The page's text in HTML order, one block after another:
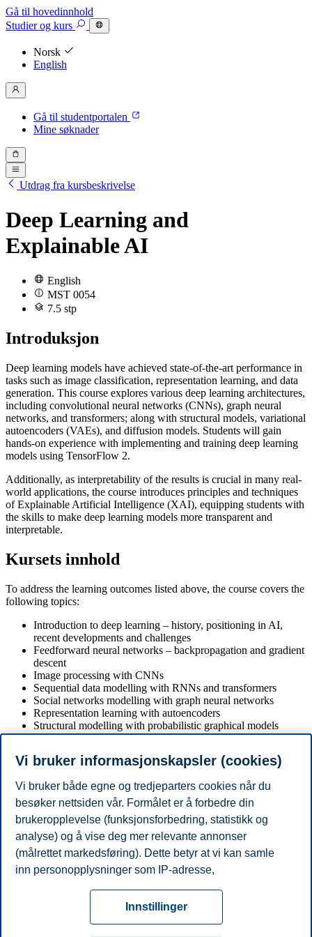
Gå til hovedinnhold
Studierog kurs
Norsk
English
Gå til studentportalen
Mine søknader
Utdrag fra kursbeskrivelse
Deep Learning and
Explainable AI
English
MST 0054
7.5 stp
Introduksjon
Deep learning models have achieved state-of-the-art performance in
tasks such as image classification, representation learning, and data
generation. This course explores various deep learning architectures,
including convolutional neural networks (CNNs), graph neural
networks, and transformers; along with structural models, variational
autoencoders (VAEs), and diffusion models. Students will gain
hands-on experience with implementing and training deep learning
models using TensorFlow 2.
Additionally, as interpretability of the results is crucial in many real-
world applications, the course introduces principles and techniques
of Explainable Artificial Intelligence (XAI), equipping students with
the skills to make deep learning models more transparent and
interpretable.
Kursets innhold
To address the learning outcomes listed above, the course covers the
following topics:
Introduction to deep learning – history, positioning in AI,
recent developments and challenges
Feedforward neural networks – backpropagation and gradient
descent
Image processing with CNNs
Sequential data modelling with RNNs and transformers
Social networks modelling with graph neural networks
Representation learning with autoencoders
Structural modelling with probabilistic graphical models
Generative modelling with VAEs and diffusion models
A selection of explainable AI techniques
Forbehold
Dette er et utdrag fra den komplette kursbeskrivelsen for kurset.
Dersom du er aktiv student på BI, kan du finne de komplette
kursbeskrivelsene med informasjon om bl.a. læringsmål,
læreprosess, pensum og eksamen på portal.bi.no. Vi tar forbehold
om endringer i denne beskrivelsen.
Tilgjengelighetserklæring
Kontakt oss
Vi bruker informasjonskapsler (cookies)
Vi bruker både egne og tredjeparters cookies når du
besøker nettsiden vår. Formålet er å forbedre din
brukeropplevelse (funksjonsforbedring, statistikk og
analyse) og å vise deg mer relevante annonser
(målrettet markedsføring). Dette betyr at vi kan samle
inn personopplysninger som IP-adresse,
cookies som er nødvendige for at nettsiden skal
fungere, kan du enten godta alle eller tilpasse ditt
Innstillinger